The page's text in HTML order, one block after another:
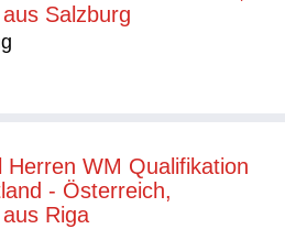
Salzburg
Herren WM Qualifikation
- Österreich,
Riga